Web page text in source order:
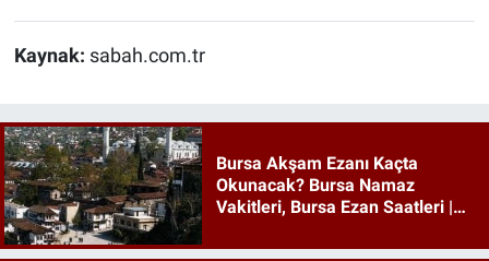
Kaynak: sabah.com.tr
Bursa Akşam Ezanı Kaçta
Okunacak? Bursa Namaz
Vakitleri, Bursa Ezan Saatleri |